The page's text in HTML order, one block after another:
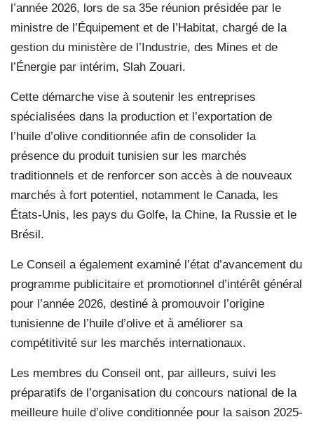
l’année 2026, lors de sa 35e réunion présidée par le
ministre de l’Équipement et de l’Habitat, chargé de la
gestion du ministère de l’Industrie, des Mines et de
l’Énergie par intérim, Slah Zouari.
Cette démarche vise à soutenir les entreprises
spécialisées dans la production et l’exportation de
l’huile d’olive conditionnée afin de consolider la
présence du produit tunisien sur les marchés
traditionnels et de renforcer son accès à de nouveaux
marchés à fort potentiel, notamment le Canada, les
États-Unis, les pays du Golfe, la Chine, la Russie et le
Brésil.
Le Conseil a également examiné l’état d’avancement du
programme publicitaire et promotionnel d’intérêt général
pour l’année 2026, destiné à promouvoir l’origine
tunisienne de l’huile d’olive et à améliorer sa
compétitivité sur les marchés internationaux.
Les membres du Conseil ont, par ailleurs, suivi les
préparatifs de l’organisation du concours national de la
meilleure huile d’olive conditionnée pour la saison 2025-